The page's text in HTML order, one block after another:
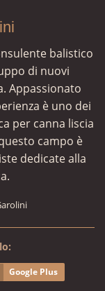
balistico
di nuovi
Appassionato
è uno dei
per canna liscia
campo è
dedicate alla
Google Plus